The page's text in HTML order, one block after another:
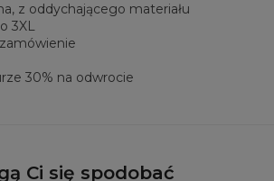
z oddychającego materiału
3XL
30% na odwrocie
Ci się spodobać